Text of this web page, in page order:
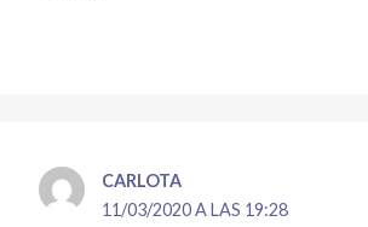
CARLOTA
11/03/2020 A LAS 19:28